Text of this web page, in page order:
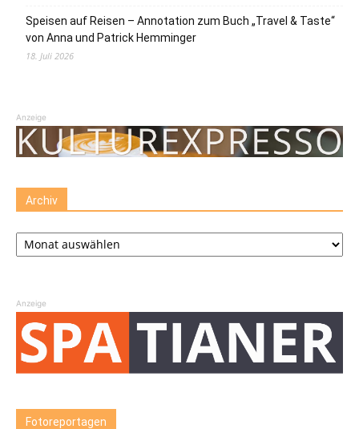
Speisen auf Reisen – Annotation zum Buch „Travel & Taste“
von Anna und Patrick Hemminger
18. Juli 2026
Anzeige
Archiv
Archiv
Anzeige
Fotoreportagen